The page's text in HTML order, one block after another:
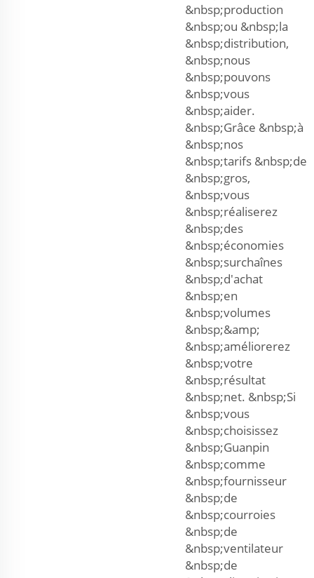
&nbsp;production
&nbsp;ou &nbsp;la
&nbsp;distribution,
&nbsp;nous
&nbsp;pouvons
&nbsp;vous
&nbsp;aider.
&nbsp;Grâce &nbsp;à
&nbsp;nos
&nbsp;tarifs &nbsp;de
&nbsp;gros,
&nbsp;vous
&nbsp;réaliserez
&nbsp;des
&nbsp;économies
&nbsp;surchaînes
&nbsp;d'achat
&nbsp;en
&nbsp;volumes
&nbsp;&amp;
&nbsp;améliorerez
&nbsp;votre
&nbsp;résultat
&nbsp;net. &nbsp;Si
&nbsp;vous
&nbsp;choisissez
&nbsp;Guanpin
&nbsp;comme
&nbsp;fournisseur
&nbsp;de
&nbsp;courroies
&nbsp;de
&nbsp;ventilateur
&nbsp;de